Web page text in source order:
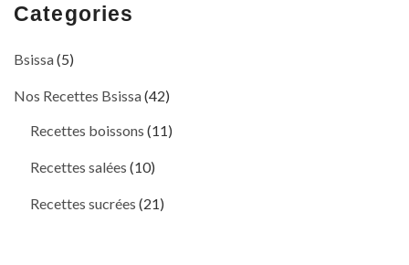
Categories
Bsissa(5)
Nos Recettes Bsissa(42)
Recettes boissons (11)
Recettes salées (10)
Recettes sucrées (21)